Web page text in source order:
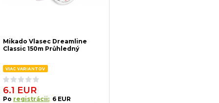
Mikado Vlasec Dreamline
Classic 150m Průhledný
VIAC VARIANTOV
6.1 EUR
Po registrácii: 6 EUR